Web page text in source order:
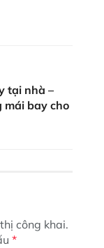
tại nhà –
mái bay cho
công khai.
*